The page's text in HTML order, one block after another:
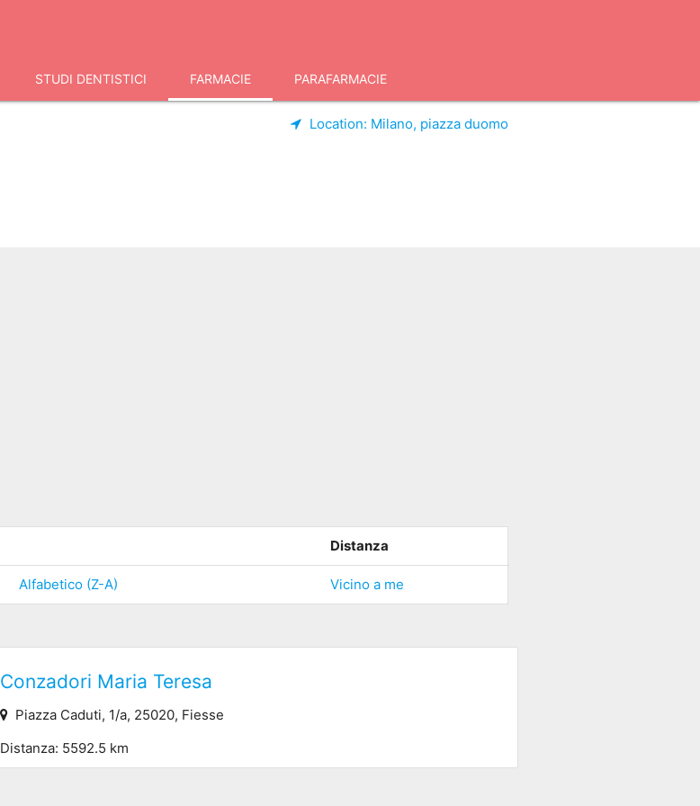
STUDI DENTISTICI FARMACIE PARAFARMACIE
Location: Milano, piazza duomo
Distanza
Alfabetico (Z-A) Vicino a me
Conzadori Maria Teresa
Piazza Caduti, 1/a, 25020, Fiesse
Distanza: 5592.5 km